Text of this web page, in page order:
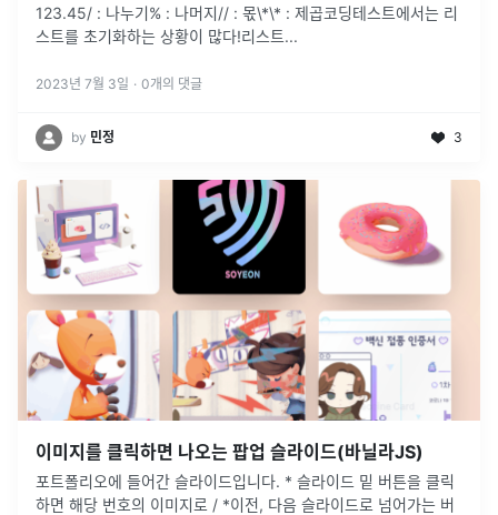
123.45/ : 나누기% : 나머지// : 몫\*\* : 제곱코딩테스트에서는 리
스트를 초기화하는 상황이 많다!리스트...
2023년 7월 3일 · 0개의 댓글
by 민정 3
이미지를 클릭하면 나오는 팝업 슬라이드(바닐라JS)
포트폴리오에 들어간 슬라이드입니다. * 슬라이드 밑 버튼을 클릭
하면 해당 번호의 이미지로 / *이전, 다음 슬라이드로 넘어가는 버